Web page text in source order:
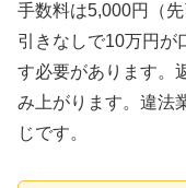
手数料は5,000円（
引きなしで10万円が
す必要があります。
み上がります。違法
じです。